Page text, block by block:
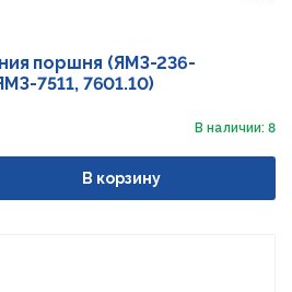
поршня (ЯМЗ-236-
7511, 7601.10)
В наличии: 8
В корзину